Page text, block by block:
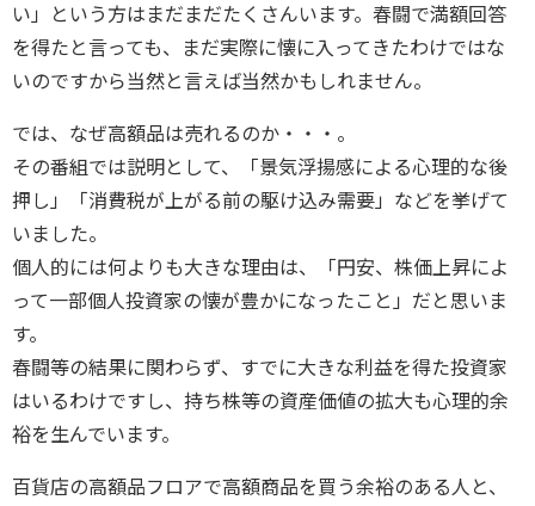
い」という方はまだまだたくさんいます。春闘で満額回答
を得たと言っても、まだ実際に懐に入ってきたわけではな
いのですから当然と言えば当然かもしれません。
では、なぜ高額品は売れるのか・・・。
その番組では説明として、「景気浮揚感による心理的な後
押し」「消費税が上がる前の駆け込み需要」などを挙げて
いました。
個人的には何よりも大きな理由は、「円安、株価上昇によ
って一部個人投資家の懐が豊かになったこと」だと思いま
す。
春闘等の結果に関わらず、すでに大きな利益を得た投資家
はいるわけですし、持ち株等の資産価値の拡大も心理的余
裕を生んでいます。
百貨店の高額品フロアで高額商品を買う余裕のある人と、